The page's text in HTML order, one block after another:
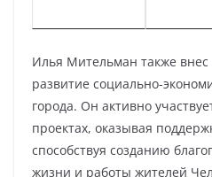
Илья Мительман также
развитие социально-
города. Он активно
проектах, оказывая
способствуя созданию
жизни и работы жителей